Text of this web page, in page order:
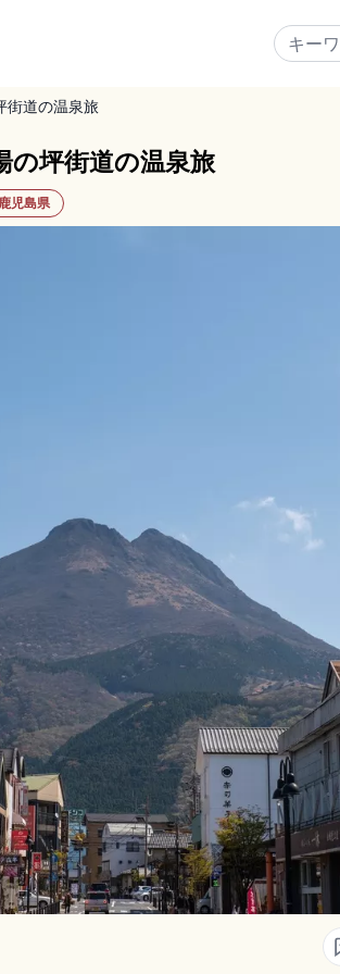
街道の温泉旅
の坪街道の温泉旅
鹿児島県